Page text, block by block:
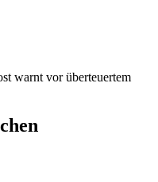
warnt vor überteuertem